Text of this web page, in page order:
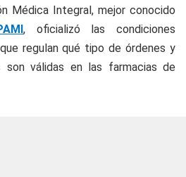
Médica Integral, mejor conocido
, oficializó las condiciones
regulan qué tipo de órdenes y
son válidas en las farmacias de